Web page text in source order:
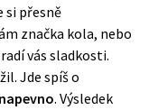
si přesně
značka kola, nebo
vás sladkosti.
Jde spíš o
. Výsledek